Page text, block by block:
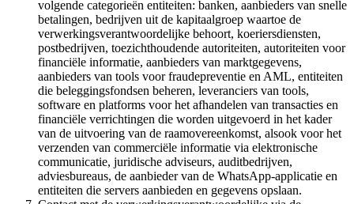
volgende categorieën entiteiten: banken, aanbieders van snelle
betalingen, bedrijven uit de kapitaalgroep waartoe de
verwerkingsverantwoordelijke behoort, koeriersdiensten,
postbedrijven, toezichthoudende autoriteiten, autoriteiten voor
financiële informatie, aanbieders van marktgegevens,
aanbieders van tools voor fraudepreventie en AML, entiteiten
die beleggingsfondsen beheren, leveranciers van tools,
software en platforms voor het afhandelen van transacties en
financiële verrichtingen die worden uitgevoerd in het kader
van de uitvoering van de raamovereenkomst, alsook voor het
verzenden van commerciële informatie via elektronische
communicatie, juridische adviseurs, auditbedrijven,
adviesbureaus, de aanbieder van de WhatsApp-applicatie en
entiteiten die servers aanbieden en gegevens opslaan.